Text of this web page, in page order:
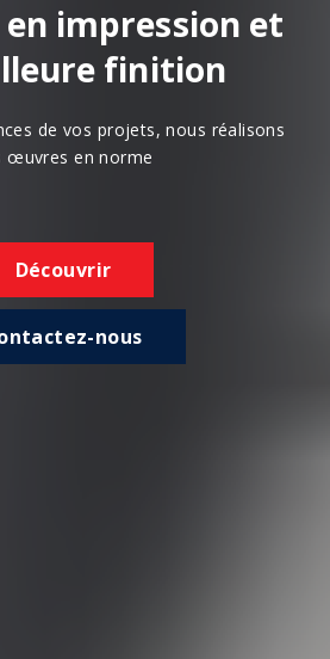
impression et
finition
de vos projets, nous réalisons
œuvres en norme
Découvrir
nous